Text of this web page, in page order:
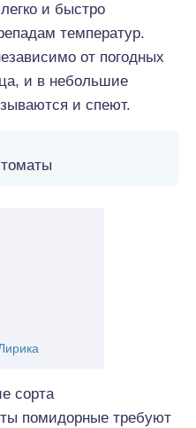
и быстро
температур.
от погодных
и в небольшие
и спеют.
сорта
помидорные требуют